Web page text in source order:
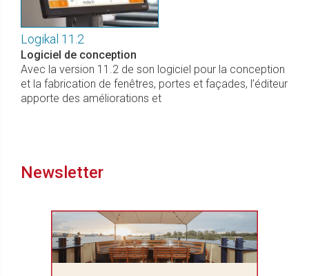
Logikal 11.2
Logiciel de conception
Avec la version 11.2 de son logiciel pour la conception
et la fabrication de fenêtres, portes et façades, l’éditeur
apporte des améliorations et
Newsletter